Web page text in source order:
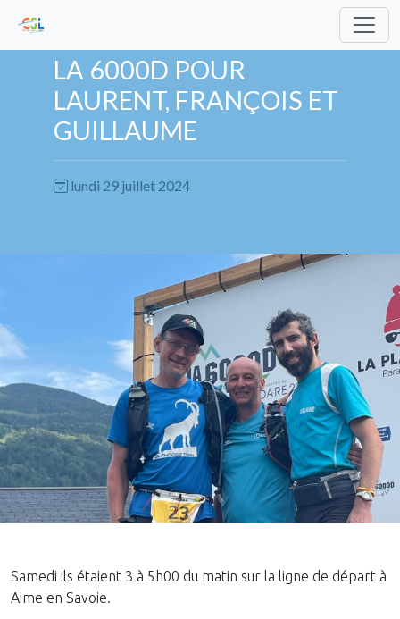
LA 6000D POUR
LAURENT, FRANÇOIS ET
GUILLAUME
lundi 29 juillet 2024
Samedi ils étaient 3 à 5h00 du matin sur la ligne de départ à
Aime en Savoie.